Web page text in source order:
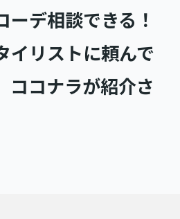
ーデ相談できる！
イリストに頼んで
ココナラが紹介さ